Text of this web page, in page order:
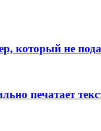
который не
печатает